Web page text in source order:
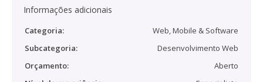
Informações adicionais
Categoria:
Web, Mobile & Software
Subcategoria:
Desenvolvimento Web
Orçamento:
Aberto